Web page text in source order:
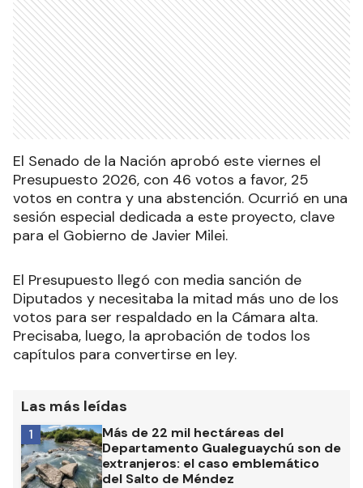
El Senado de la Nación aprobó este viernes el
Presupuesto 2026, con 46 votos a favor, 25
votos en contra y una abstención. Ocurrió en una
sesión especial dedicada a este proyecto, clave
para el Gobierno de Javier Milei.
El Presupuesto llegó con media sanción de
Diputados y necesitaba la mitad más uno de los
votos para ser respaldado en la Cámara alta.
Precisaba, luego, la aprobación de todos los
capítulos para convertirse en ley.
Las más leídas
Más de 22 mil hectáreas del
Departamento Gualeguaychú son de
extranjeros: el caso emblemático
del Salto de Méndez
1